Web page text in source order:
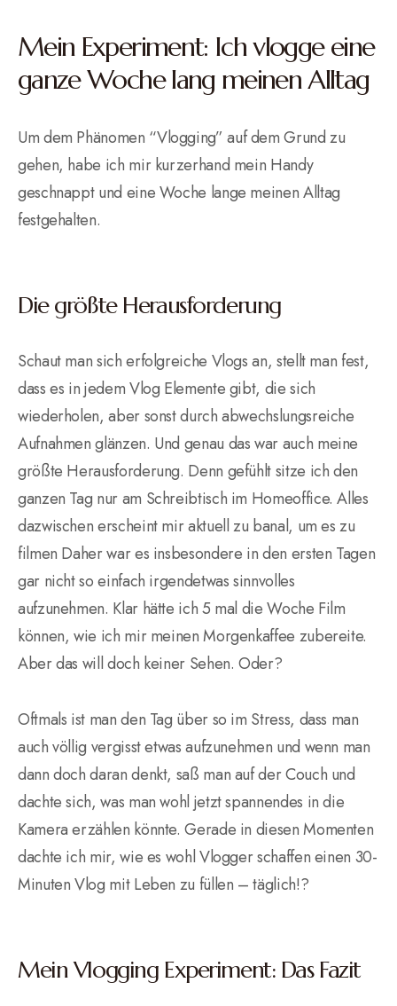
Mein Experiment: Ich vlogge eine
ganze Woche lang meinen Alltag
Um dem Phänomen “Vlogging” auf dem Grund zu
gehen, habe ich mir kurzerhand mein Handy
geschnappt und eine Woche lange meinen Alltag
festgehalten.
Die größte Herausforderung
Schaut man sich erfolgreiche Vlogs an, stellt man fest,
dass es in jedem Vlog Elemente gibt, die sich
wiederholen, aber sonst durch abwechslungsreiche
Aufnahmen glänzen. Und genau das war auch meine
größte Herausforderung. Denn gefühlt sitze ich den
ganzen Tag nur am Schreibtisch im Homeoffice. Alles
dazwischen erscheint mir aktuell zu banal, um es zu
filmen Daher war es insbesondere in den ersten Tagen
gar nicht so einfach irgendetwas sinnvolles
aufzunehmen. Klar hätte ich 5 mal die Woche Film
können, wie ich mir meinen Morgenkaffee zubereite.
Aber das will doch keiner Sehen. Oder?
Oftmals ist man den Tag über so im Stress, dass man
auch völlig vergisst etwas aufzunehmen und wenn man
dann doch daran denkt, saß man auf der Couch und
dachte sich, was man wohl jetzt spannendes in die
Kamera erzählen könnte. Gerade in diesen Momenten
dachte ich mir, wie es wohl Vlogger schaffen einen 30-
Minuten Vlog mit Leben zu füllen – täglich!?
Mein Vlogging Experiment: Das Fazit